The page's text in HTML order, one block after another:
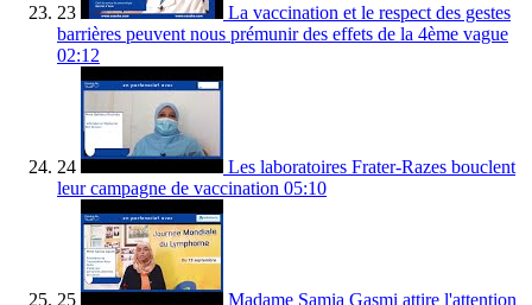
23
La vaccination et le respect des gestes
barrières peuvent nous prémunir des effets de la 4ème vague
02:12
24
Les laboratoires Frater-Razes bouclent
leur campagne de vaccination 05:10
25
Madame Samia Gasmi attire l'attention